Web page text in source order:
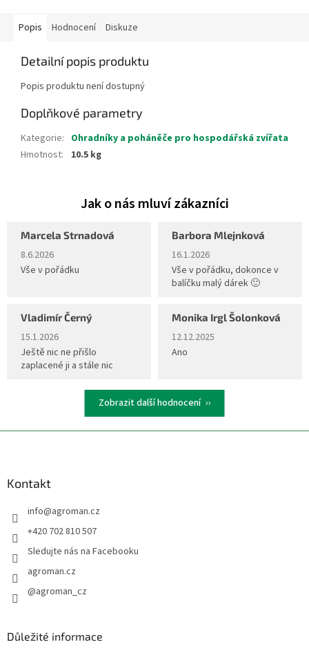
Popis Hodnocení Diskuze
Detailní popis produktu
Popis produktu není dostupný
Doplňkové parametry
Kategorie: Ohradníky a poháněče pro hospodářská zvířata
Hmotnost: 10.5 kg
Marcela Strnadová
Hodnocení obchodu je 5 z 5 hvězdiček.
8.6.2026
Vše v pořádku
Barbora Mlejnková
Hodnocení obchodu je 5 z 5
16.1.2026
Vše v pořádku, dokonce v
balíčku malý dárek 🙂
Vladimír Černý
Hodnocení obchodu je 5 z 5 hvězdiček.
15.1.2026
Ještě nic ne přišlo
zaplacené ji a stále nic
Monika Irgl Šolonková
Hodnocení obchodu je 5 z 5
12.12.2025
Ano
Zobrazit další hodnocení
Kontakt
info@agroman.cz
+420 702 810 507
Sledujte nás na Facebooku
agroman.cz
@agroman_cz
Důležité informace